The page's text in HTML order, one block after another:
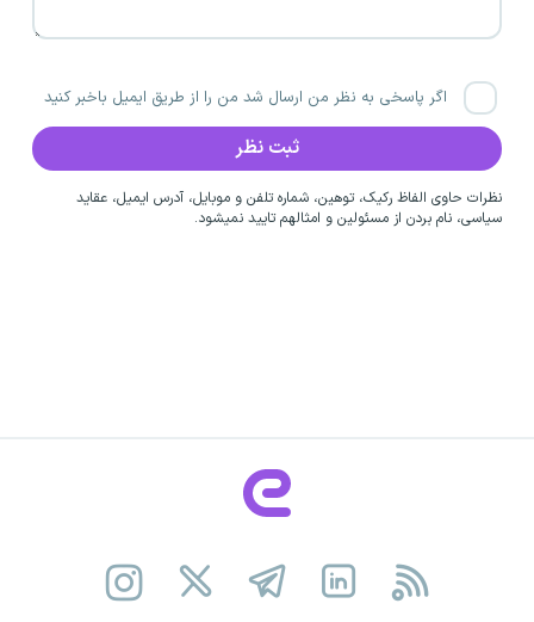
اگر پاسخی به نظر من ارسال شد من را از طریق ایمیل باخبر کنید
نظرات حاوی الفاظ رکیک، توهین، شماره تلفن و موبایل، آدرس ایمیل، عقاید
سیاسی، نام بردن از مسئولین و امثالهم تایید نمیشود.